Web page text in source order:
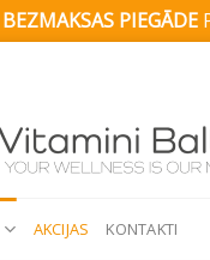
BEZMAKSAS PIEGĀDE
AKCIJAS KONTAKTI